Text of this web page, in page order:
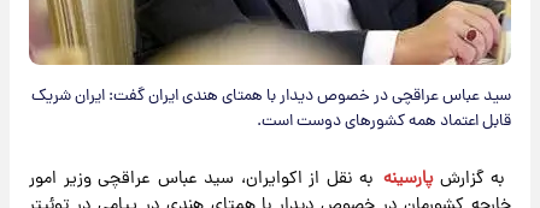
سید عباس عراقچی در خصوص دیدار با همتای هندی ایران گفت: ایران شریک
قابل اعتماد همه کشورهای دوست است.
به گزارش پارسینهبه نقل از اکوایران، سید عباس عراقچی وزیر امور